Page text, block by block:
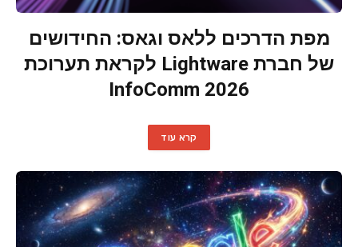
מפת הדרכים ללאס וגאס: החידושים
של חברת Lightware לקראת תערוכת
InfoComm 2026
קרא עוד